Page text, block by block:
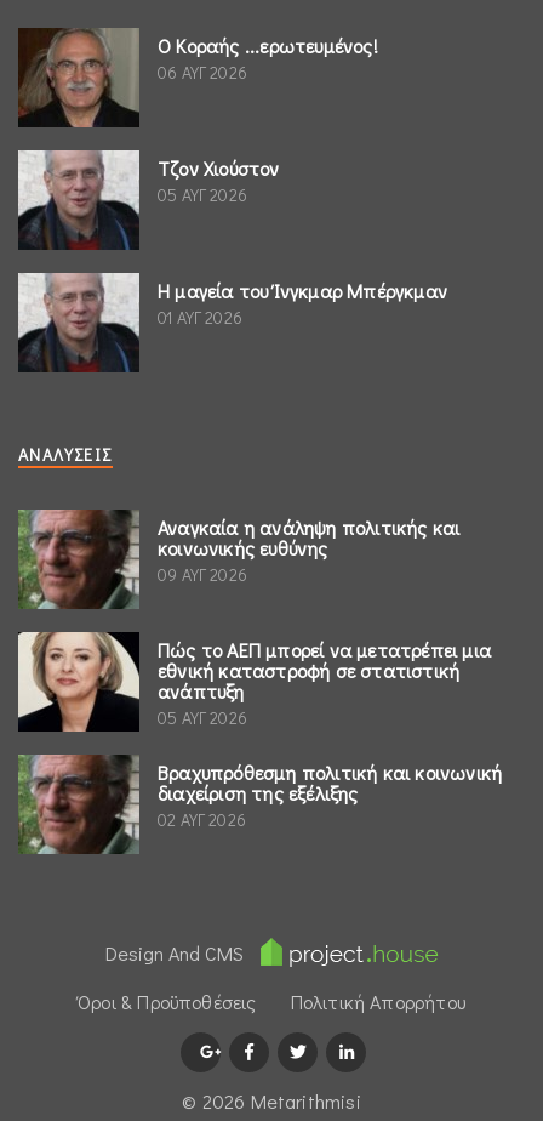
Ο Κοραής ...ερωτευμένος!
06 ΑΥΓ 2026
Τζον Χιούστον
05 ΑΥΓ 2026
Η μαγεία του Ίνγκμαρ Μπέργκμαν
01 ΑΥΓ 2026
ΑΝΑΛΎΣΕΙΣ
Αναγκαία η ανάληψη πολιτικής και
κοινωνικής ευθύνης
09 ΑΥΓ 2026
Πώς το ΑΕΠ μπορεί να μετατρέπει μια
εθνική καταστροφή σε στατιστική
ανάπτυξη
05 ΑΥΓ 2026
Βραχυπρόθεσμη πολιτική και κοινωνική
διαχείριση της εξέλιξης
02 ΑΥΓ 2026
Design And CMS
Όροι & Προϋποθέσεις
Πολιτική Απορρήτου
© 2026 Μetarithmisi